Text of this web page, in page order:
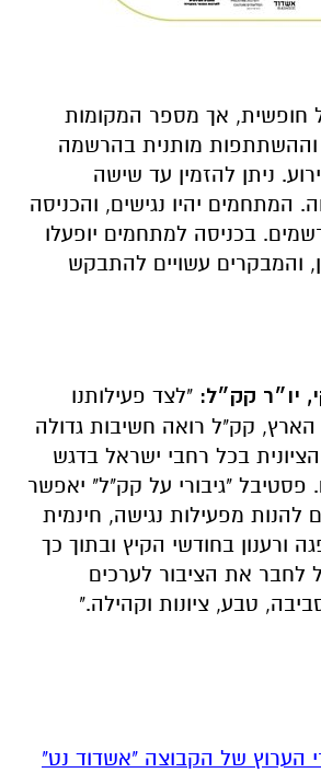
חופשית, אך מספר המקומות
וההשתתפות מותנית בהרשמה
ניתן להזמין עד שישה
המתחמים יהיו נגישים, והכניסה
בכניסה למתחמים יופעלו
והמבקרים עשויים להתבקש
יו״ר קק״ל: "לצד פעילותנו
קק"ל רואה חשיבות גדולה
בכל רחבי ישראל בדגש
פסטיבל "גיבורי על קק"ל" יאפשר
להנות מפעילות נגישה, חינמית
ורענון בחודשי הקיץ ובתוך כך
לחבר את הציבור לערכים
טבע, ציונות וקהילה."
הערוץ של הקבוצה "אשדוד נט"